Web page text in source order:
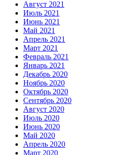
Август 2021
Июль 2021
Июнь 2021
Май 2021
Апрель 2021
Март 2021
Февраль 2021
Январь 2021
Декабрь 2020
Ноябрь 2020
Октябрь 2020
Сентябрь 2020
Август 2020
Июль 2020
Июнь 2020
Май 2020
Апрель 2020
Март 2020